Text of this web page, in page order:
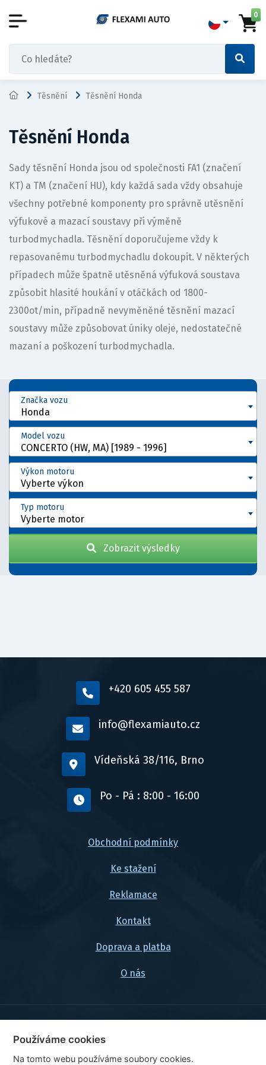
0
Těsnění Těsnění Honda
Těsnění Honda
Sady těsnění Honda jsou od společnosti FA1 (značení
KT) a TM (značení HU), kdy každá sada vždy obsahuje
všechny potřebné komponenty pro správně utěsnění
výfukové a mazací soustavy při výměně
turbodmychadla. Těsnění doporučujeme vždy k
repasovanému turbodmychadlu dokoupit. V některých
případech může špatně utěsněná výfuková soustava
způsobit hlasité houkání v otáčkách od 1800-
2300ot/min, případně nevyměněné těsnění mazací
soustavy může způsobovat úniky oleje, nedostatečné
mazaní a poškození turbodmychadla.
Honda
Značka vozu
CONCERTO (HW, MA) [1989 - 1996]
Model vozu
Vyberte výkon
Výkon motoru
Vyberte motor
Typ motoru
Zobrazit výsledky
+420 605 455 587
info@flexamiauto.cz
Vídeňská 38/116, Brno
Po - Pá : 8:00 - 16:00
Obchodní podmínky
Ke stažení
Reklamace
Kontakt
Doprava a platba
O nás
© 2026, FlexaMi Auto s.r.o.
Ceny jsou uvedeny vč. DPH
Používáme cookies
Na tomto webu používáme soubory cookies.